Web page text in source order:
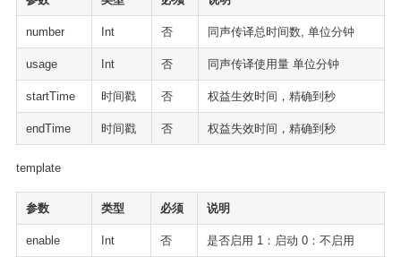
number Int 否 同声传译总时间数, 单位分钟
usage Int 否 同声传译使用量 单位分钟
startTime 时间戳 否 权益生效时间，精确到秒
endTime 时间戳 否 权益失效时间，精确到秒
template
参数 类型 必须 说明
enable Int 否 是否启用 1：启动 0：不启用